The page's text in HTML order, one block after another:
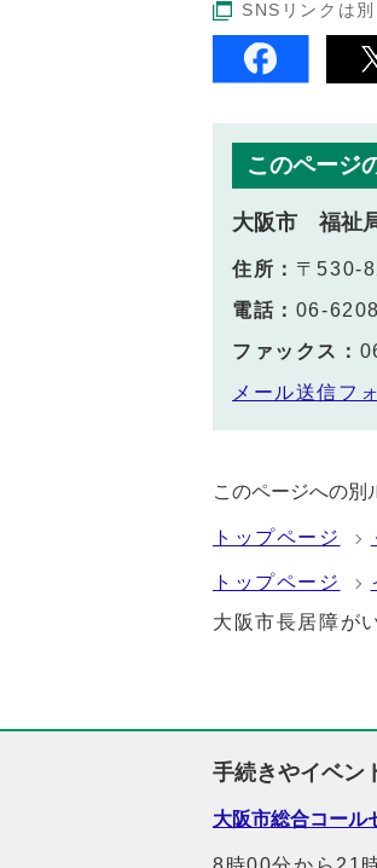
SNSリンクは
このページ
大阪市 福祉
住所： 〒530-
電話： 06-
ファックス：
メール送信フ
このページへの別
トップページ
トップページ
大阪市長居障が
手続きやイベン
大阪市総合コール